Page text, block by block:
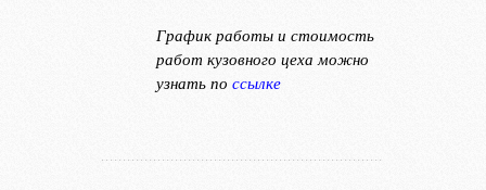
График работы и стоимость
работ кузовного цеха можно
узнать по ссылке